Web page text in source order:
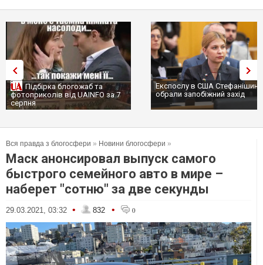
Підбірка блогожаб та
фотоприколів від UAINFO за 7
серпня
Експослу в США
обрали запобіжний захід
Вся правда з блогосфери » Новини блогосфери »
Маск анонсировал выпуск самого
быстрого семейного авто в мире –
наберет "сотню" за две секунды
29.03.2021, 03:32 • 832 • 0